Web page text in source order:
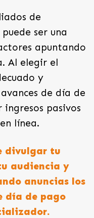
de
ser una
apuntando
Al elegir el
y
de día de
pasivos
línea.
divulgar tu
audiencia y
anuncias los
día de pago